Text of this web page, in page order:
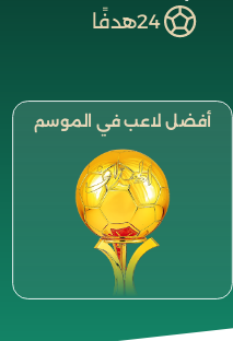
24هدفًا
أفضل لاعب في الموسم